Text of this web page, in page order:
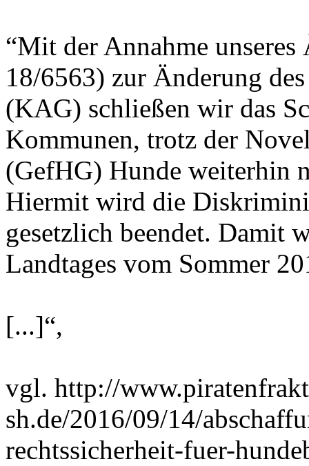
“Mit der Annahme
18/6563) zur Änderung
(KAG) schließen wir das
Kommunen, trotz der
(GefHG) Hunde weiterhin
Hiermit wird die
gesetzlich beendet. Damit
Landtages vom Sommer
[...]“,
vgl. http://
sh.de/2016/09/14/
rechtssicherheit-fuer-